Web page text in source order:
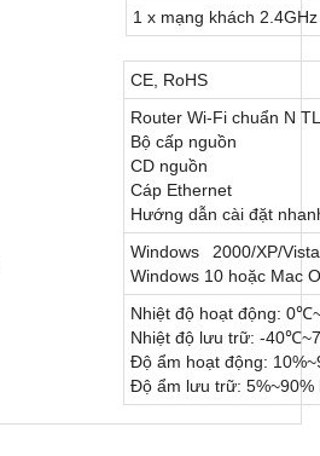
1 x mạng khách 2.4GHz
CE, RoHS
Router Wi-Fi chuẩn N
Bộ cấp nguồn
CD nguồn
Cáp Ethernet
Hướng dẫn cài đặt
Windows 2000/XP/
Windows 10 hoặc Mac
Nhiệt độ hoạt động:
Nhiệt độ lưu trữ: -
Độ ẩm hoạt động:
Độ ẩm lưu trữ: 5%~90%